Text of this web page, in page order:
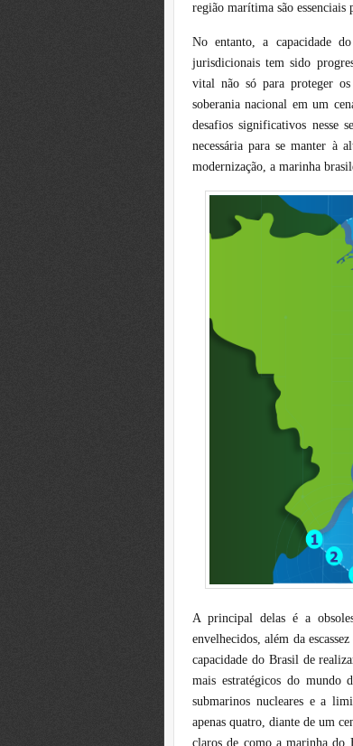
região marítima são essenciais
No entanto, a capacidade
jurisdicionais tem sido
vital não só para proteger
soberania nacional em um
desafios significativos nesse
necessária para se manter à
modernização, a marinha
A principal delas é a
envelhecidos, além da
capacidade do Brasil de
mais estratégicos do mundo
submarinos nucleares e a
apenas quatro, diante de um
claros de como a marinha do